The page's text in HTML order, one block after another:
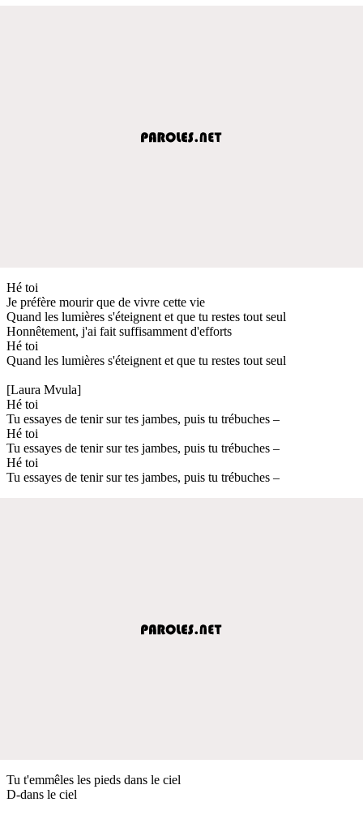
Hé toi
Je préfère mourir que de vivre cette vie
Quand les lumières s'éteignent et que tu restes tout seul
Honnêtement, j'ai fait suffisamment d'efforts
Hé toi
Quand les lumières s'éteignent et que tu restes tout seul
[Laura Mvula]
Hé toi
Tu essayes de tenir sur tes jambes, puis tu trébuches –
Hé toi
Tu essayes de tenir sur tes jambes, puis tu trébuches –
Hé toi
Tu essayes de tenir sur tes jambes, puis tu trébuches –
Tu t'emmêles les pieds dans le ciel
D-dans le ciel